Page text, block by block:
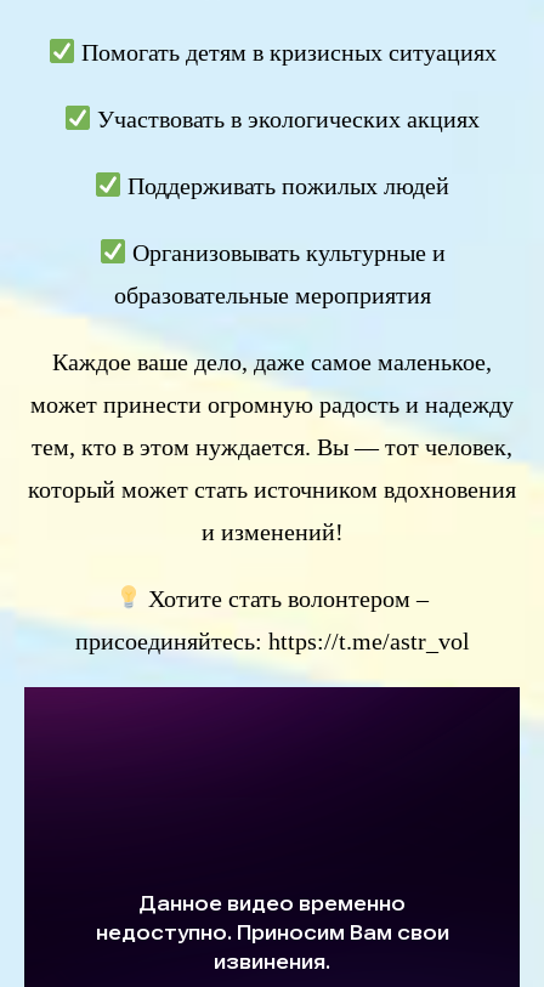
Помогать детям в кризисных ситуациях
Участвовать в экологических акциях
Поддерживать пожилых людей
Организовывать культурные и
образовательные мероприятия
Каждое ваше дело, даже самое маленькое,
может принести огромную радость и надежду
тем, кто в этом нуждается. Вы — тот человек,
который может стать источником вдохновения
и изменений!
Хотите стать волонтером –
присоединяйтесь: https://t.me/astr_vol